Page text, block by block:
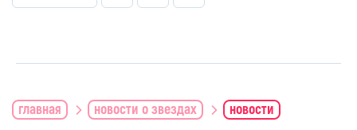
главная новости о звездах новости